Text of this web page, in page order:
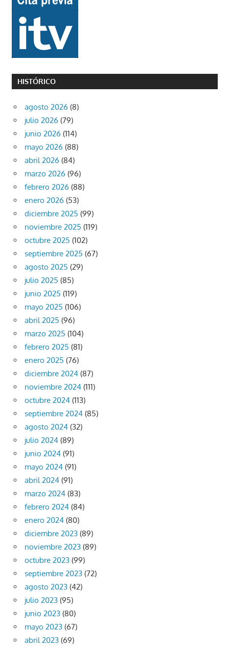
HISTÓRICO
agosto 2026 (8)
julio 2026 (79)
junio 2026 (114)
mayo 2026 (88)
abril 2026 (84)
marzo 2026 (96)
febrero 2026 (88)
enero 2026 (53)
diciembre 2025 (99)
noviembre 2025 (119)
octubre 2025 (102)
septiembre 2025 (67)
agosto 2025 (29)
julio 2025 (85)
junio 2025 (119)
mayo 2025 (106)
abril 2025 (96)
marzo 2025 (104)
febrero 2025 (81)
enero 2025 (76)
diciembre 2024 (87)
noviembre 2024 (111)
octubre 2024 (113)
septiembre 2024 (85)
agosto 2024 (32)
julio 2024 (89)
junio 2024 (91)
mayo 2024 (91)
abril 2024 (91)
marzo 2024 (83)
febrero 2024 (84)
enero 2024 (80)
diciembre 2023 (89)
noviembre 2023 (89)
octubre 2023 (99)
septiembre 2023 (72)
agosto 2023 (42)
julio 2023 (95)
junio 2023 (80)
mayo 2023 (67)
abril 2023 (69)